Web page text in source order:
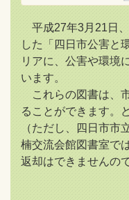
平成27年3月21日
した「四日市公害と
リアに、公害や環境
います。
これらの図書は、
ることができます。
（ただし、四日市市
楠交流会館図書室で
返却はできませんの